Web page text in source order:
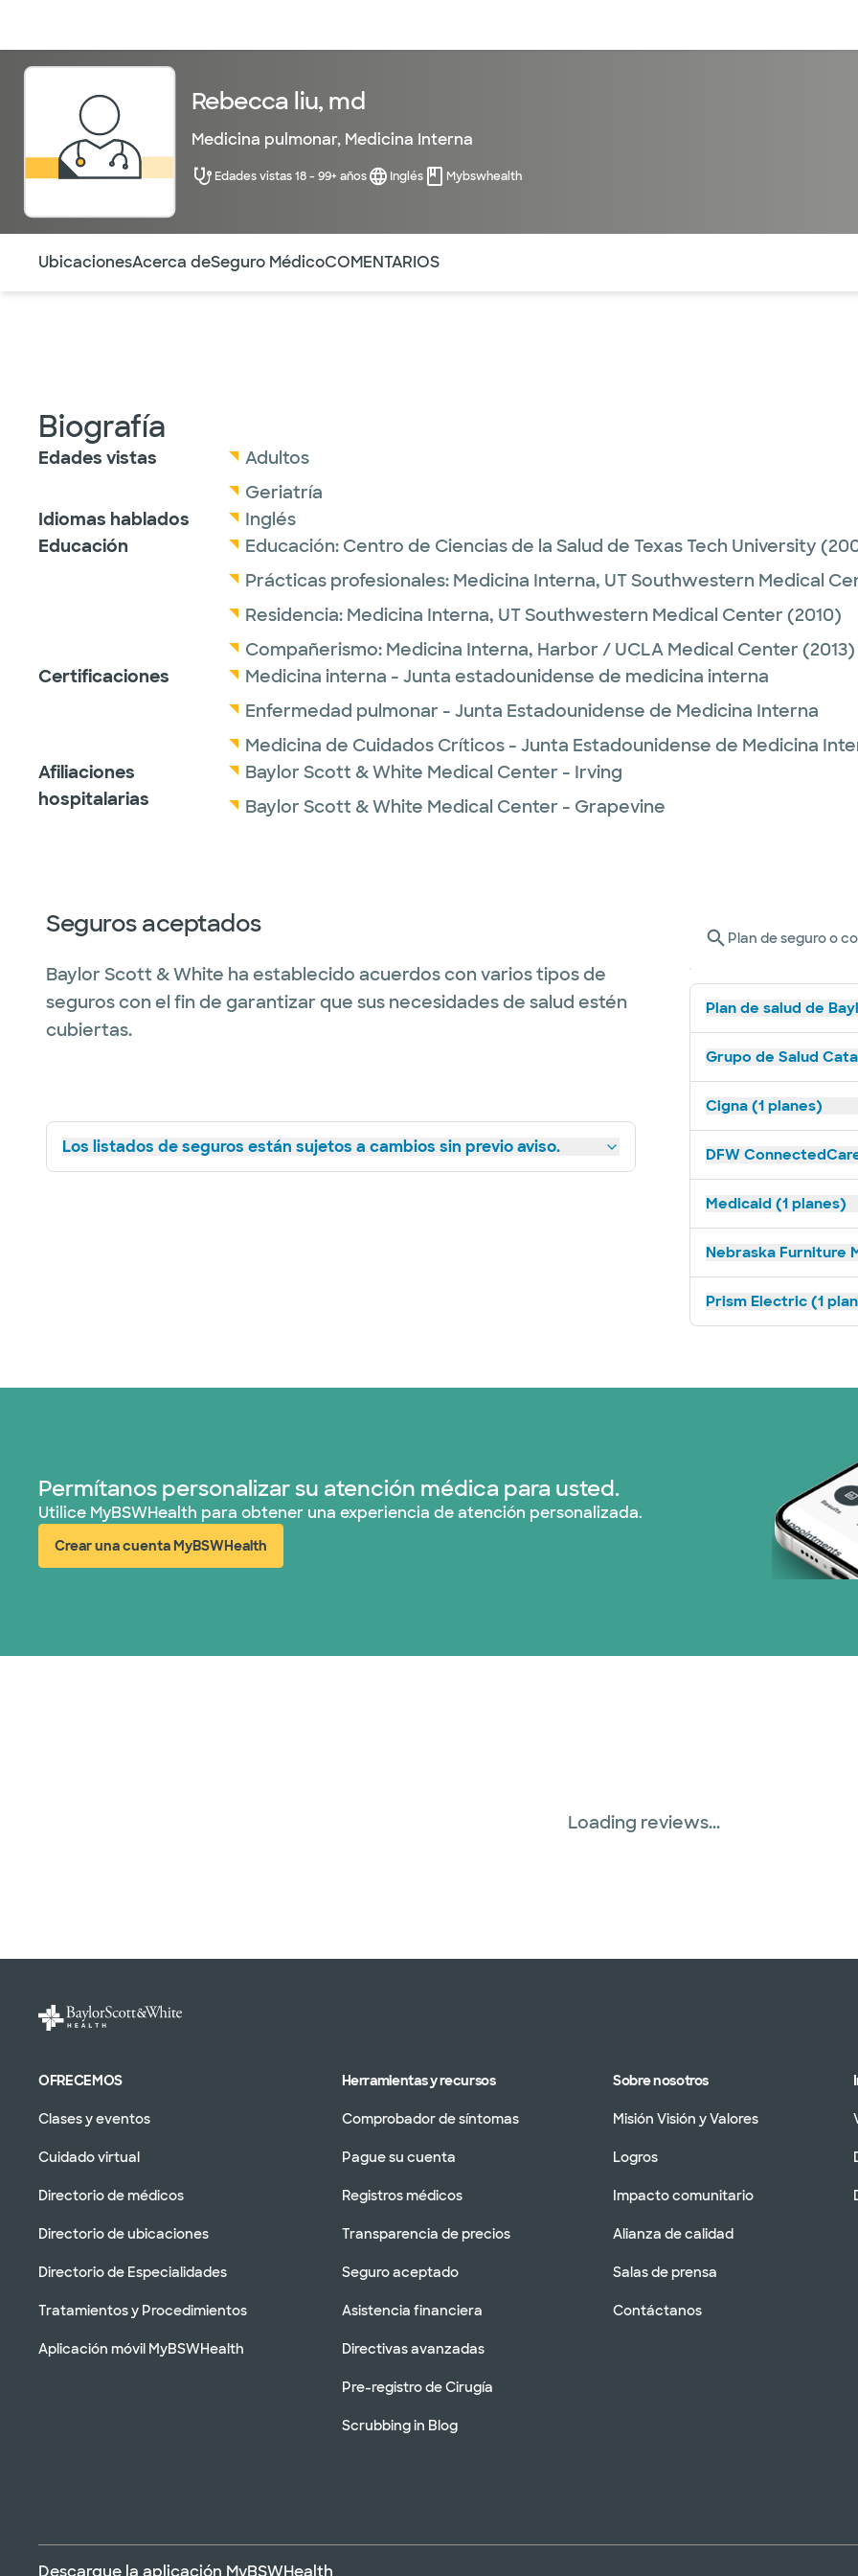
Rebecca liu, md
Medicina pulmonar, Medicina Interna
Edades vistas 18 - 99+ años Inglés Mybswhealth
UbicacionesAcerca deSeguro MédicoCOMENTARIOS
Biografía
Edades vistas
Adultos
Geriatría
Idiomas hablados
Inglés
Educación
Educación: Centro de Ciencias de la Salud de Texas Tech University
Prácticas profesionales: Medicina Interna, UT Southwestern Medical
Residencia: Medicina Interna, UT Southwestern Medical Center (2010)
Compañerismo: Medicina Interna, Harbor / UCLA Medical Center (2013)
Certificaciones
Medicina interna - Junta estadounidense de medicina interna
Enfermedad pulmonar - Junta Estadounidense de Medicina Interna
Medicina de Cuidados Críticos - Junta Estadounidense de Medicina
Afiliaciones
hospitalarias
Baylor Scott & White Medical Center - Irving
Baylor Scott & White Medical Center - Grapevine
Seguros aceptados
Baylor Scott & White ha establecido acuerdos con varios tipos de
seguros con el fin de garantizar que sus necesidades de salud estén
cubiertas.
Los listados de seguros están sujetos a cambios sin previo aviso.
Plan de seguro o
Plan de salud de
Grupo de Salud
Cigna (1 planes)
DFW
Medicaid (1 planes)
Nebraska Furniture
Prism Electric (1
Permítanos personalizar su atención médica para usted.
Utilice MyBSWHealth para obtener una experiencia de atención personalizada.
Crear una cuenta MyBSWHealth
(abre en ventana nueva)
Loading reviews...
OFRECEMOS
Clases y eventos
Cuidado virtual
Directorio de médicos
Directorio de ubicaciones
Directorio de Especialidades
Tratamientos y Procedimientos
Aplicación móvil MyBSWHealth
Herramientas y recursos
Comprobador de síntomas
Pague su cuenta
Registros médicos
Transparencia de precios
Seguro aceptado
Asistencia financiera
Directivas avanzadas
Pre-registro de Cirugía
Scrubbing in Blog
Sobre nosotros
Misión Visión y Valores
Logros
Impacto comunitario
Alianza de calidad
Salas de prensa
Contáctanos
Descargue la aplicación MyBSWHealth